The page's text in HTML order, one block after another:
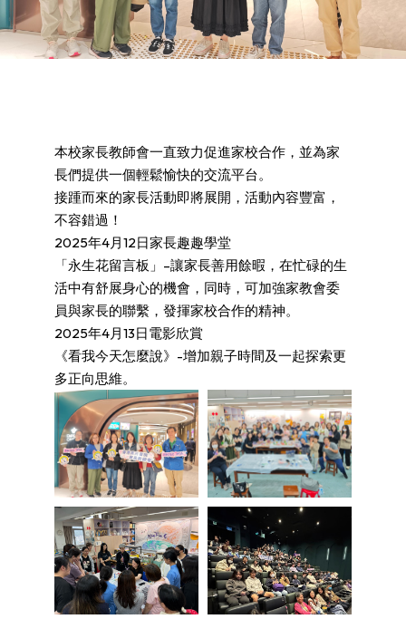
本校家長教師會一直致力促進家校合作，並為家
長們提供一個輕鬆愉快的交流平台。
接踵而來的家長活動即將展開，活動內容豐富，
不容錯過！
2025年4月12日家長趣趣學堂
「永生花留言板」–讓家長善用餘暇，在忙碌的生
活中有舒展身心的機會，同時，可加強家教會委
員與家長的聯繫，發揮家校合作的精神。
2025年4月13日電影欣賞
《看我今天怎麼說》-增加親子時間及一起探索更
多正向思維。